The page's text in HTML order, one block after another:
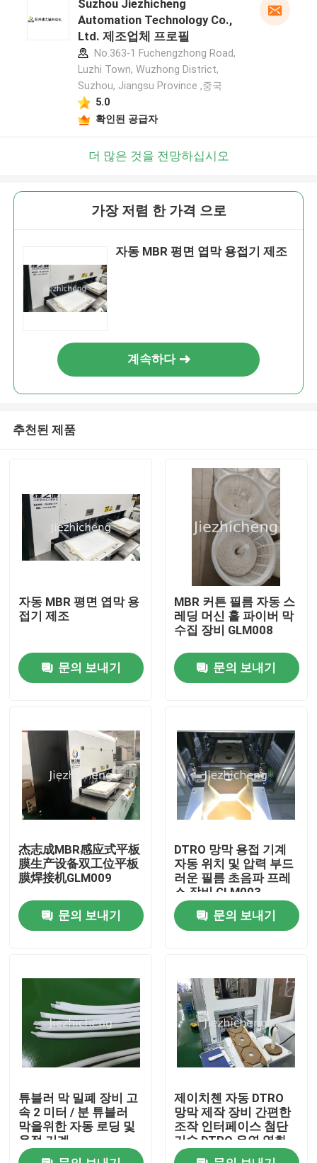
집
제품
비디오
우리 에 관한 것
공장 투어
품질 관리
저희와 연락
인용 을 요청 하십시오
의료 기기 패키징 머신
의학 장비 성형기
Suzhou Jiezhicheng
Automation Technology Co.,
Ltd. 제조업체 프로필
No.363-1 Fuchengzhong Road,
Luzhi Town, Wuzhong District,
Suzhou, Jiangsu Province ,중국
5.0
확인된 공급자
더 많은 것을 전망하십시오
가장 저렴 한 가격 으로
자동 MBR 평면 엽막 용접기 제조
계속하다
추천된 제품
자동 MBR 평면 엽막 용
접기 제조
문의 보내기
MBR 커튼 필름 자동 스
레딩 머신 홀 파이버 막
수집 장비 GLM008
문의 보내기
杰志成MBR感应式平板
膜生产设备双工位平板
膜焊接机GLM009
문의 보내기
DTRO 망막 용접 기계
자동 위치 및 압력 부드
러운 필름 초음파 프레
스 장비 GLM003
문의 보내기
튜블러 막 밀폐 장비 고
속 2 미터 / 분 튜블러
막을위한 자동 로딩 및
용접 기계
제이치첸 자동 DTRO
망막 제작 장비 간편한
조작 인터페이스 첨단
기술 DTRO 유연 영화
제작 기계 GLM006